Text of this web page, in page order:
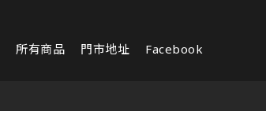
所有商品 門市地址 Facebook